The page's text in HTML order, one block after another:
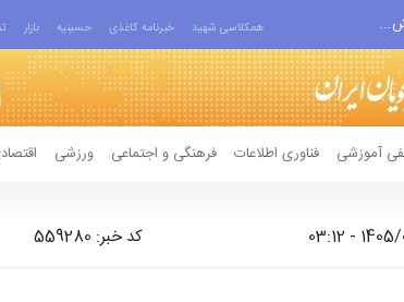
همکلاسی شهید خبرنامه کاغذی حسینیه بازار
آموزشی فناوری اطلاعات فرهنگی و اجتماعی ورزشی
کد خبر: 559280